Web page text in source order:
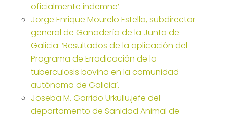
oficialmente indemne’.
Jorge Enrique Mourelo Estella, subdirector
general de Ganadería de la Junta de
Galicia: ‘Resultados de la aplicación del
Programa de Erradicación de la
tuberculosis bovina en la comunidad
autónoma de Galicia’.
Joseba M. Garrido Urkullu,jefe del
departamento de Sanidad Animal de